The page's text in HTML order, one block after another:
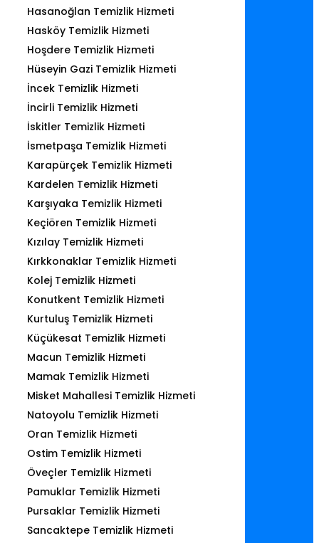
Hasanoğlan Temizlik Hizmeti
Hasköy Temizlik Hizmeti
Hoşdere Temizlik Hizmeti
Hüseyin Gazi Temizlik Hizmeti
İncek Temizlik Hizmeti
İncirli Temizlik Hizmeti
İskitler Temizlik Hizmeti
İsmetpaşa Temizlik Hizmeti
Karapürçek Temizlik Hizmeti
Kardelen Temizlik Hizmeti
Karşıyaka Temizlik Hizmeti
Keçiören Temizlik Hizmeti
Kızılay Temizlik Hizmeti
Kırkkonaklar Temizlik Hizmeti
Kolej Temizlik Hizmeti
Konutkent Temizlik Hizmeti
Kurtuluş Temizlik Hizmeti
Küçükesat Temizlik Hizmeti
Macun Temizlik Hizmeti
Mamak Temizlik Hizmeti
Misket Mahallesi Temizlik Hizmeti
Natoyolu Temizlik Hizmeti
Oran Temizlik Hizmeti
Ostim Temizlik Hizmeti
Öveçler Temizlik Hizmeti
Pamuklar Temizlik Hizmeti
Pursaklar Temizlik Hizmeti
Sancaktepe Temizlik Hizmeti